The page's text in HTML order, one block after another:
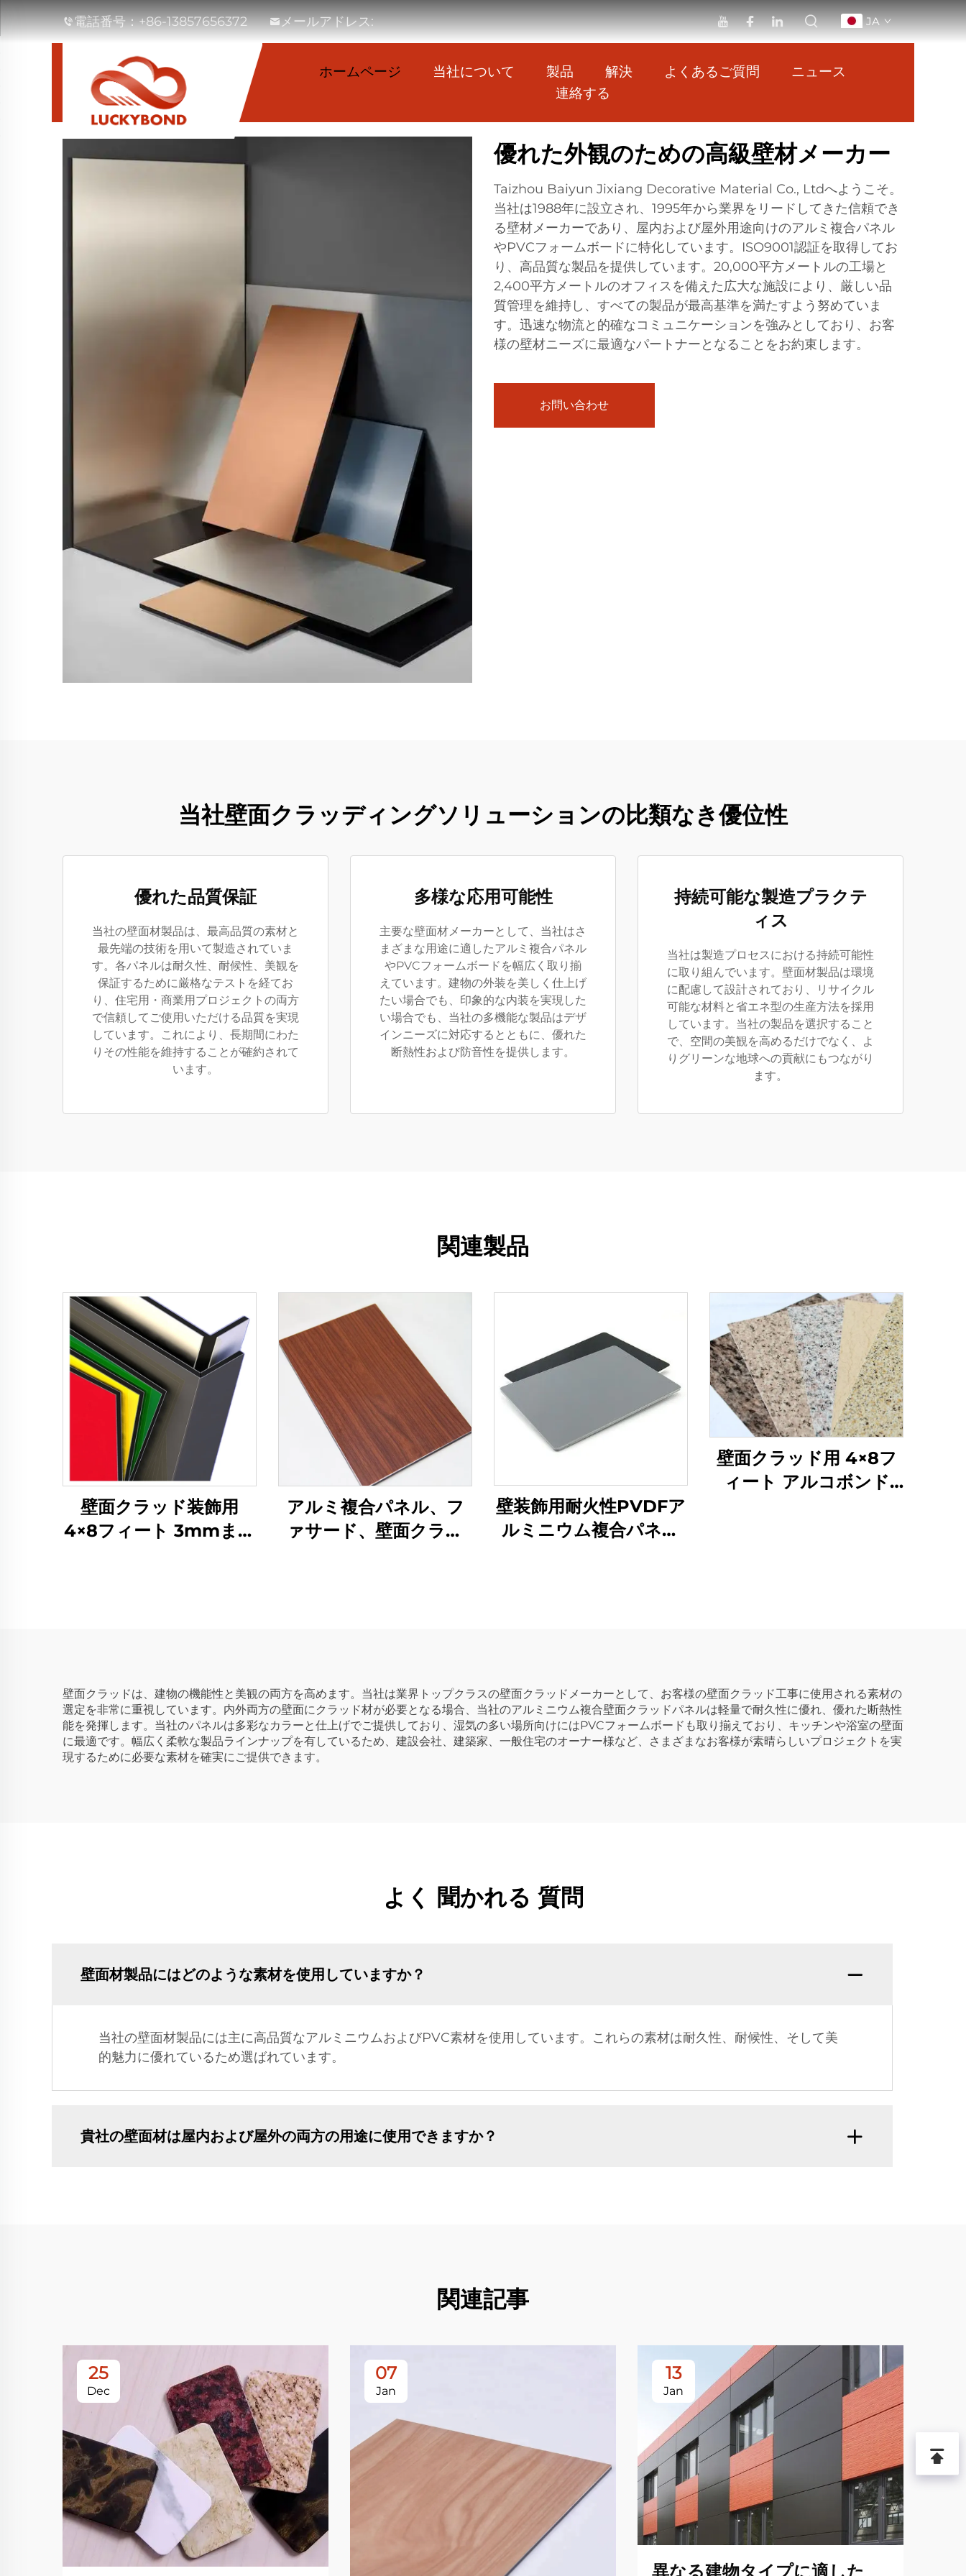
電話番号：+86-13857656372 メールアドレス: JA
ホームページ 当社について 製品 解決 よくあるご質問
ニュース
連絡する
優れた外観のための高級壁材メーカー
Taizhou Baiyun Jixiang Decorative Material Co., Ltdへようこそ。
当社は1988年に設立され、1995年から業界をリードしてきた信頼でき
る壁材メーカーであり、屋内および屋外用途向けのアルミ複合パネル
やPVCフォームボードに特化しています。ISO9001認証を取得してお
り、高品質な製品を提供しています。20,000平方メートルの工場と
2,400平方メートルのオフィスを備えた広大な施設により、厳しい品
質管理を維持し、すべての製品が最高基準を満たすよう努めていま
す。迅速な物流と的確なコミュニケーションを強みとしており、お客
様の壁材ニーズに最適なパートナーとなることをお約束します。
お問い合わせ
当社壁面クラッディングソリューションの比類なき優位性
優れた品質保証
当社の壁面材製品は、最高品質の素材と
最先端の技術を用いて製造されていま
す。各パネルは耐久性、耐候性、美観を
保証するために厳格なテストを経てお
り、住宅用・商業用プロジェクトの両方
で信頼してご使用いただける品質を実現
しています。これにより、長期間にわた
りその性能を維持することが確約されて
います。
多様な応用可能性
主要な壁面材メーカーとして、当社はさ
まざまな用途に適したアルミ複合パネル
やPVCフォームボードを幅広く取り揃
えています。建物の外装を美しく仕上げ
たい場合でも、印象的な内装を実現した
い場合でも、当社の多機能な製品はデザ
インニーズに対応するとともに、優れた
断熱性および防音性を提供します。
持続可能な製造プラクテ
ィス
当社は製造プロセスにおける持続可能性
に取り組んでいます。壁面材製品は環境
に配慮して設計されており、リサイクル
可能な材料と省エネ型の生産方法を採用
しています。当社の製品を選択すること
で、空間の美観を高めるだけでなく、よ
りグリーンな地球への貢献にもつながり
ます。
関連製品
壁面クラッド装飾用
4×8フィート 3mmまた
アルミ複合パネル、フ
ァサード、壁面クラッ
壁装飾用耐火性PVDFア
ルミニウム複合パネル
壁面クラッド用 4×8フ
ィート アルコボンド
壁面クラッドは、建物の機能性と美観の両方を高めます。当社は業界トップクラスの壁面クラッドメーカーとして、お客様の壁面クラッド工事に使用される素材の
選定を非常に重視しています。内外両方の壁面にクラッド材が必要となる場合、当社のアルミニウム複合壁面クラッドパネルは軽量で耐久性に優れ、優れた断熱性
能を発揮します。当社のパネルは多彩なカラーと仕上げでご提供しており、湿気の多い場所向けにはPVCフォームボードも取り揃えており、キッチンや浴室の壁面
に最適です。幅広く柔軟な製品ラインナップを有しているため、建設会社、建築家、一般住宅のオーナー様など、さまざまなお客様が素晴らしいプロジェクトを実
現するために必要な素材を確実にご提供できます。
よく 聞かれる 質問
壁面材製品にはどのような素材を使用していますか？
当社の壁面材製品には主に高品質なアルミニウムおよびPVC素材を使用しています。これらの素材は耐久性、耐候性、そして美
的魅力に優れているため選ばれています。
貴社の壁面材は屋内および屋外の両方の用途に使用できますか？
関連記事
25
Dec
07
Jan
13
Jan
異なる建物タイプに適した